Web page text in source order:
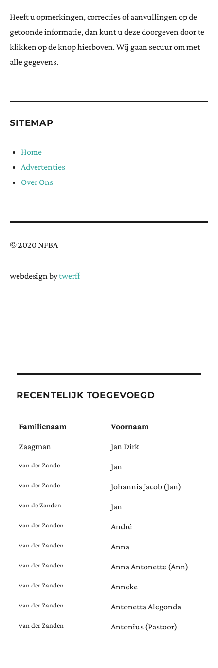
Heeft u opmerkingen, correcties of aanvullingen op de
getoonde informatie, dan kunt u deze doorgeven door te
klikken op de knop hierboven. Wij gaan secuur om met
alle gegevens.
SITEMAP
Home
Advertenties
Over Ons
© 2020 NFBA
webdesign bytwerff
RECENTELIJK TOEGEVOEGD
Familienaam Voornaam
Zaagman Jan Dirk
van der Zande Jan
van der Zande Johannis Jacob (Jan)
van de Zanden Jan
van der Zanden André
van der Zanden Anna
van der Zanden Anna Antonette (Ann)
van der Zanden Anneke
van der Zanden Antonetta Alegonda
van der Zanden Antonius (Pastoor)